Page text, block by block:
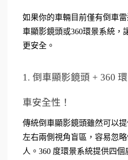
如果你的車輛目前僅有倒車
車顯影鏡頭或360環景系統，
更安全。
1. 倒車顯影鏡頭 + 360
車安全性！
傳統倒車顯影鏡頭雖然可以
左右兩側視角盲區，容易忽
人。360 度環景系統提供四